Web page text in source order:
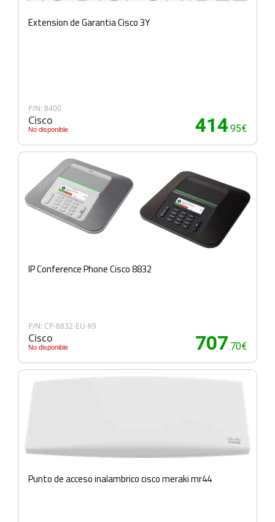
Extension de Garantia Cisco 3Y
P/N: 8400
Cisco
No disponible 414.95€
IP Conference Phone Cisco 8832
P/N: CP-8832-EU-K9
Cisco
No disponible 707.70€
Punto de acceso inalambrico cisco meraki mr44